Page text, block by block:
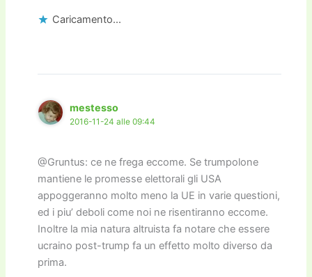
Caricamento...
mestesso
2016-11-24 alle 09:44
@Gruntus: ce ne frega eccome. Se trumpolone
mantiene le promesse elettorali gli USA
appoggeranno molto meno la UE in varie questioni,
ed i piu’ deboli come noi ne risentiranno eccome.
Inoltre la mia natura altruista fa notare che essere
ucraino post-trump fa un effetto molto diverso da
prima.